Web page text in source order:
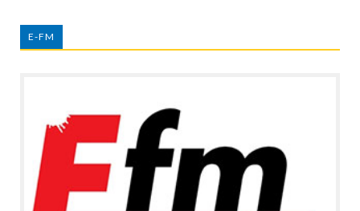
E-FM